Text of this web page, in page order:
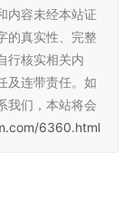
内容未经本站证
的真实性、完整
行核实相关内
及连带责任。如
我们，本站将会
6360.html